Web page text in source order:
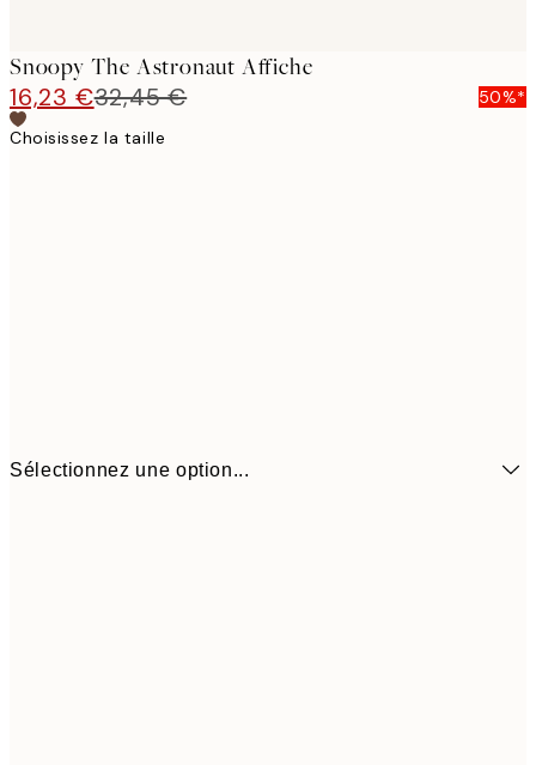
Snoopy The Astronaut Affiche
16,23 €32,45 €
50%*
Choisissez la taille
Sélectionnez une option...